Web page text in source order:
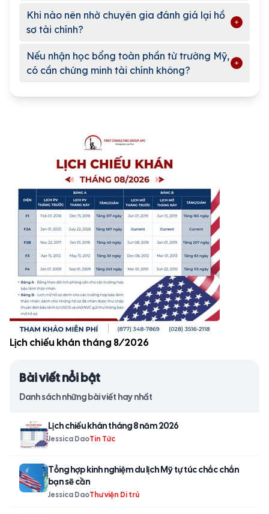
Khi nào nên nhờ chuyên gia đánh giá lại hồ
sơ tài chính?
Nếu nhận học bổng toàn phần từ trường Mỹ,
có cần chứng minh tài chính không?
Lịch chiếu khán tháng 8/2026
Bài viết nổi bật
Danh sách những bài viết hay nhất
Lịch chiếu khán tháng 8 năm 2026
Jessica DaoTin Tức
Tổng hợp kinh nghiệm du lịch Mỹ tự túc chắc chắn
bạn sẽ cần
Jessica DaoThư viện Di trú